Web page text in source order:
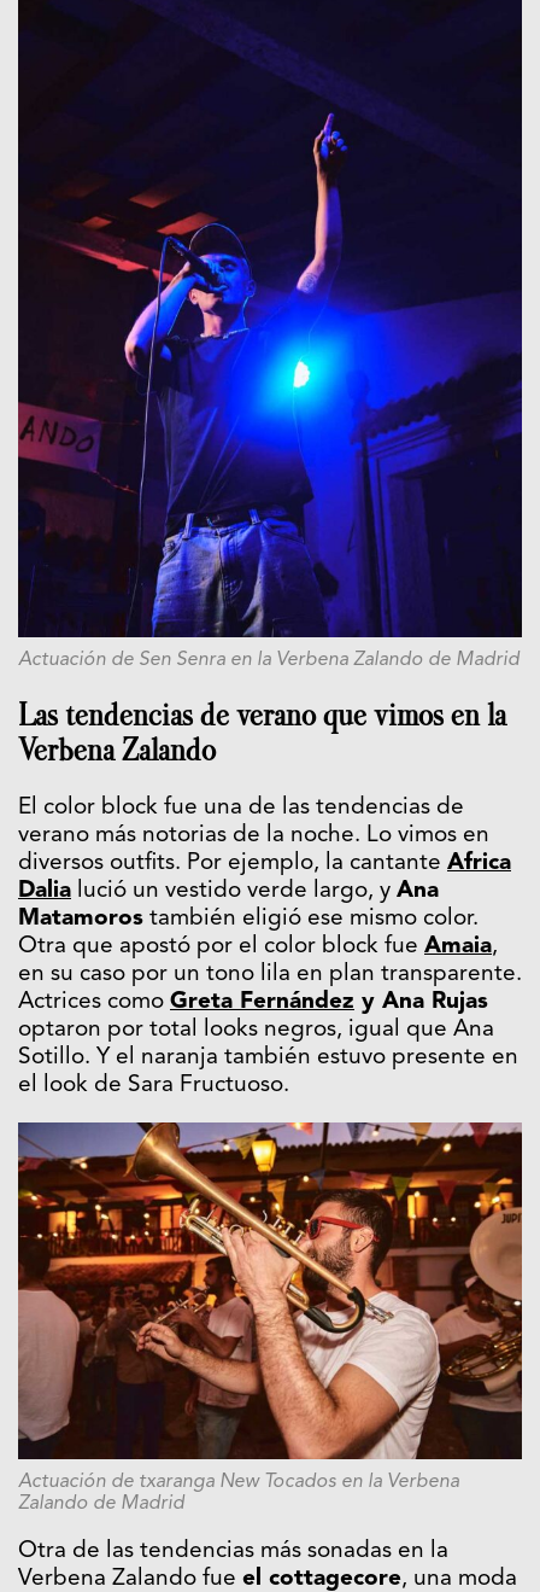
Actuación de Sen Senra en la Verbena Zalando de Madrid
Las tendencias de verano que vimos en la
Verbena Zalando
El color block fue una de las tendencias de
verano más notorias de la noche. Lo vimos en
diversos outfits. Por ejemplo, la cantante Africa
Dalia lució un vestido verde largo, y Ana
Matamoros también eligió ese mismo color.
Otra que apostó por el color block fue Amaia,
en su caso por un tono lila en plan transparente.
Actrices como Greta Fernández y Ana Rujas
optaron por total looks negros, igual que Ana
Sotillo. Y el naranja también estuvo presente en
el look de Sara Fructuoso.
Actuación de txaranga New Tocados en la Verbena
Zalando de Madrid
Otra de las tendencias más sonadas en la
Verbena Zalando fue el cottagecore, una moda